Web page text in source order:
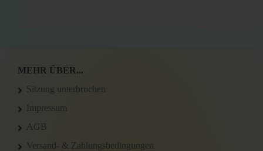
MEHR ÜBER...
Sitzung unterbrochen
Impressum
AGB
Versand- & Zahlungsbedingungen